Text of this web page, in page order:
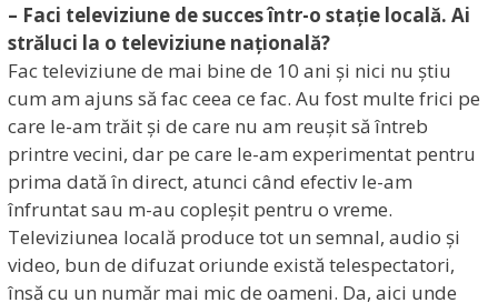
– Faci televiziune de succes într-o stație locală. Ai
străluci la o televiziune națională?
Fac televiziune de mai bine de 10 ani și nici nu știu
cum am ajuns să fac ceea ce fac. Au fost multe frici pe
care le-am trăit și de care nu am reușit să întreb
printre vecini, dar pe care le-am experimentat pentru
prima dată în direct, atunci când efectiv le-am
înfruntat sau m-au copleșit pentru o vreme.
Televiziunea locală produce tot un semnal, audio și
video, bun de difuzat oriunde există telespectatori,
însă cu un număr mai mic de oameni. Da, aici unde